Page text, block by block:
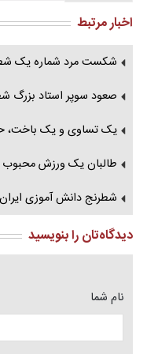
اخبار مرتبط
شکست مرد شماره یک
صعود سوپر استاد بزرگ شطرنج
یک تساوی و یک باخت،
طالبان یک ورزش محبوب
شطرنج دانش آموزی
دیدگاه‌تان را بنویسید
نام شما